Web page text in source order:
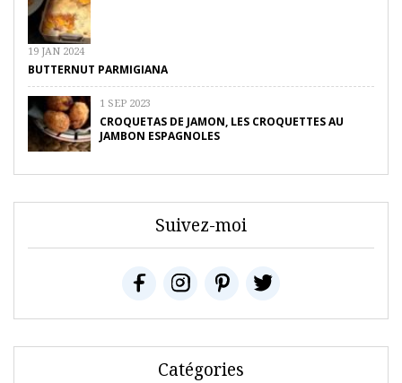
19 JAN 2024
BUTTERNUT PARMIGIANA
1 SEP 2023
CROQUETAS DE JAMON, LES CROQUETTES AU
JAMBON ESPAGNOLES
Suivez-moi
Catégories